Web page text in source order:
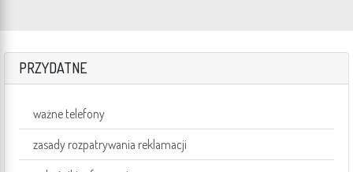
PRZYDATNE
ważne telefony
zasady rozpatrywania reklamacji